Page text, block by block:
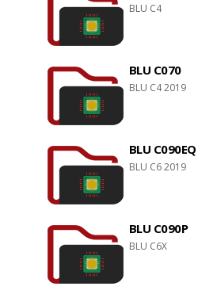
BLU C4
BLU C070
BLU C4 2019
BLU C090EQ
BLU C6 2019
BLU C090P
BLU C6X